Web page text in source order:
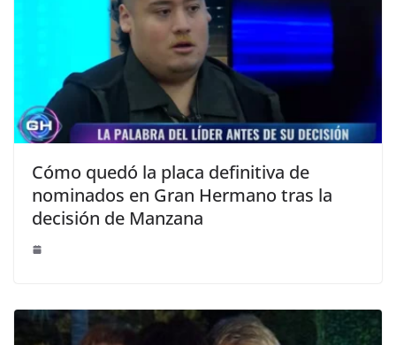
Cómo quedó la placa definitiva de
nominados en Gran Hermano tras la
decisión de Manzana